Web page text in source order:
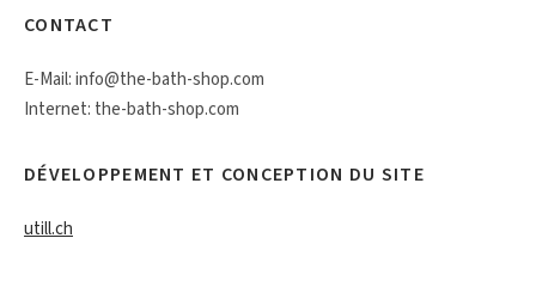
CONTACT
E-Mail: info@the-bath-shop.com
Internet: the-bath-shop.com
DÉVELOPPEMENT ET CONCEPTION DU SITE
utill.ch